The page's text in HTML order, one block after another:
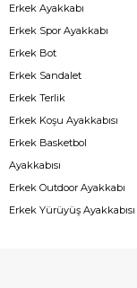
Erkek Ayakkabı
Erkek Spor Ayakkabı
Erkek Bot
Erkek Sandalet
Erkek Terlik
Erkek Koşu Ayakkabısı
Erkek Basketbol
Ayakkabısı
Erkek Outdoor Ayakkabı
Erkek Yürüyüş Ayakkabısı